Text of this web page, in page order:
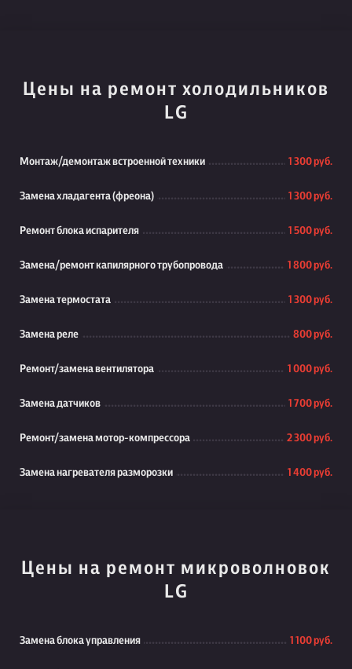
Цены на ремонт холодильников
LG
Монтаж/демонтаж встроенной техники 1 300 руб.
Замена хладагента (фреона) 1 300 руб.
Ремонт блока испарителя 1 500 руб.
Замена/ремонт капилярного трубопровода 1 800 руб.
Замена термостата 1 300 руб.
Замена реле 800 руб.
Ремонт/замена вентилятора 1 000 руб.
Замена датчиков 1 700 руб.
Ремонт/замена мотор-компрессора 2 300 руб.
Замена нагревателя разморозки 1 400 руб.
Цены на ремонт микроволновок
LG
Замена блока управления 1 100 руб.